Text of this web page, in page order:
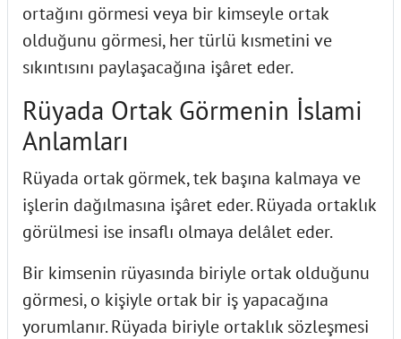
ortağını görmesi veya bir kimseyle ortak
olduğunu görmesi, her türlü kısmetini ve
sıkıntısını paylaşacağına işâret eder.
Rüyada Ortak Görmenin İslami
Anlamları
Rüyada ortak görmek, tek başına kalmaya ve
işlerin dağılmasına işâret eder. Rüyada ortaklık
görülmesi ise insaflı olmaya delâlet eder.
Bir kimsenin rüyasında biriyle ortak olduğunu
görmesi, o kişiyle ortak bir iş yapacağına
yorumlanır. Rüyada biriyle ortaklık sözleşmesi